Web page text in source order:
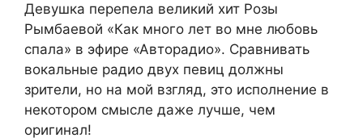
Девушка перепела великий хит Розы
Рымбаевой «Как много лет во мне любовь
спала» в эфире «Авторадио». Сравнивать
вокальные радио двух певиц должны
зрители, но на мой взгляд, это исполнение в
некотором смысле даже лучше, чем
оригинал!